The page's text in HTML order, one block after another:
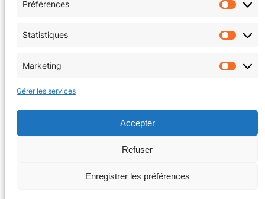
Préférences
Statistiques
Marketing
Gérer les services
Accepter
Refuser
Enregistrer les préférences
Facebook Instagram
Copyright © 2026 | La Tanière au coin du jeu